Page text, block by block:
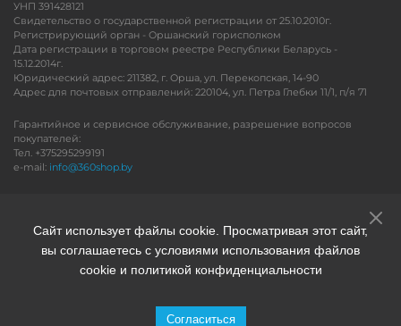
УНП 391428121
Свидетельство о государственной регистрации от 25.10.2010г.
Регистрирующий орган - Оршанский горисполком
Дата регистрации в торговом реестре Республики Беларусь -
15.12.2014г.
Юридический адрес: 211382, г. Орша, ул. Перекопская, 14-90
Адрес для почтовых отправлений: 220104, ул. Петра Глебки 11/1, п/я 71
Гарантийное и сервисное обслуживание, разрешение вопросов
покупателей:
Тел. +375295299191
e-mail: info@360shop.by
Сайт использует файлы cookie. Просматривая этот сайт,
вы соглашаетесь с условиями использования файлов
cookie и политикой конфиденциальности
Согласиться